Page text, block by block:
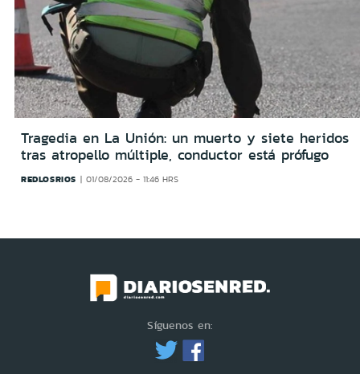
Tragedia en La Unión: un muerto y siete heridos
tras atropello múltiple, conductor está prófugo
REDLOSRIOS 01/08/2026 - 11:46 HRS
Síguenos en: